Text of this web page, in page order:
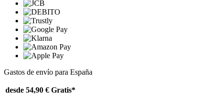
Gastos de envío para España
desde 54,90 € Gratis*